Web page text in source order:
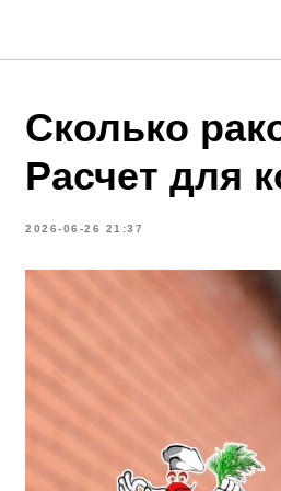
Сколько
Расчет для
2026-06-26 21:37